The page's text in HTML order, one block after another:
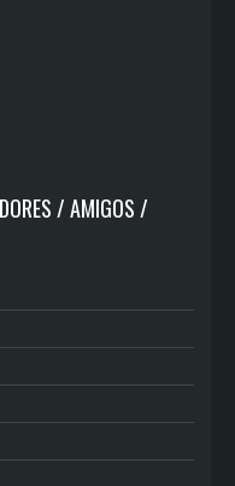
/ AMIGOS /